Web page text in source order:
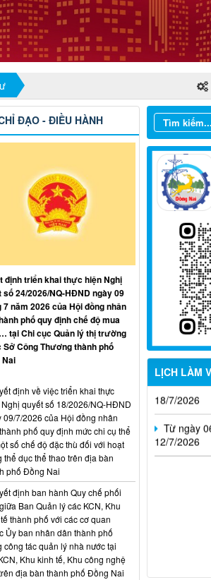
LỊCH LÀM
Từ ngày
09/8/2026
Từ ngày
02/8/2026
Từ ngày
26/7/2026
Từ ngày
18/7/2026
Từ ngày
12/7/2026
ĐẠO - ĐIỀU HÀNH
định triển khai thực hiện Nghị
số 24/2026/NQ-HĐND ngày 09
7 năm 2026 của Hội đồng nhân
phố quy định chế độ mua
tại Chi cục Quản lý thị trường
Sở Công Thương thành phố
định về việc triển khai thực
quyết số 18/2026/NQ-HĐND
09/7/2026 của Hội đồng nhân
phố quy định mức chi cụ thể
số chế độ đặc thù đối với hoạt
thể dục thể thao trên địa bàn
phố Đồng Nai
định ban hành Quy chế phối
Ban Quản lý các KCN, Khu
thành phố với các cơ quan
Ủy ban nhân dân thành phố
công tác quản lý nhà nước tại
Khu kinh tế, Khu công nghệ
địa bàn thành phố Đồng Nai